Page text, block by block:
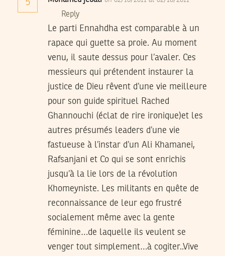
5
Reply
Le parti Ennahdha est comparable à un
rapace qui guette sa proie. Au moment
venu, il saute dessus pour l’avaler. Ces
messieurs qui prétendent instaurer la
justice de Dieu rêvent d’une vie meilleure
pour son guide spirituel Rached
Ghannouchi (éclat de rire ironique)et les
autres présumés leaders d’une vie
fastueuse à l’instar d’un Ali Khamanei,
Rafsanjani et Co qui se sont enrichis
jusqu’à la lie lors de la révolution
Khomeyniste. Les militants en quête de
reconnaissance de leur ego frustré
socialement même avec la gente
féminine…de laquelle ils veulent se
venger tout simplement…à cogiter..Vive